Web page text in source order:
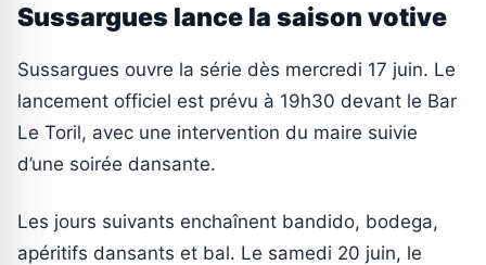
Sussargues lance la saison votive
Sussargues ouvre la série dès mercredi 17 juin. Le
lancement officiel est prévu à 19h30 devant le Bar
Le Toril, avec une intervention du maire suivie
d’une soirée dansante.
Les jours suivants enchaînent bandido, bodega,
apéritifs dansants et bal. Le samedi 20 juin, le